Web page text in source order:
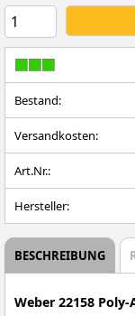
Bestand:
Versandkosten:
Art.Nr.:
Hersteller:
BESCHREIBUNG
Weber 22158